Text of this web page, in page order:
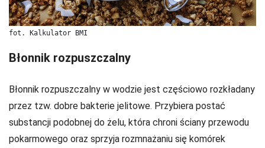
fot. Kalkulator BMI
Błonnik rozpuszczalny
Błonnik rozpuszczalny w wodzie jest częściowo rozkładany
przez tzw. dobre bakterie jelitowe. Przybiera postać
substancji podobnej do żelu, która chroni ściany przewodu
pokarmowego oraz sprzyja rozmnażaniu się komórek